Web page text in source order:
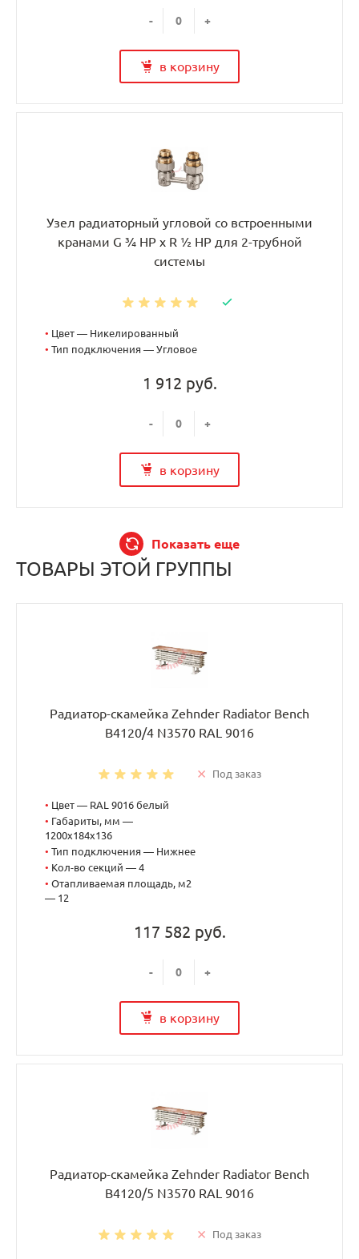
- +
в корзину
Узел радиаторный угловой со встроенными
кранами G ¾ НР x R ½ НР для 2-трубной
системы
• Цвет — Никелированный
• Тип подключения — Угловое
1 912 руб.
- +
в корзину
Показать еще
ТОВАРЫ ЭТОЙ ГРУППЫ
Радиатор-скамейка Zehnder Radiator Bench
B4120/4 N3570 RAL 9016
Под заказ
• Цвет — RAL 9016 белый
• Габариты, мм —
1200x184x136
• Тип подключения — Нижнее
• Кол-во секций — 4
• Отапливаемая площадь, м2
— 12
117 582 руб.
- +
в корзину
Радиатор-скамейка Zehnder Radiator Bench
B4120/5 N3570 RAL 9016
Под заказ